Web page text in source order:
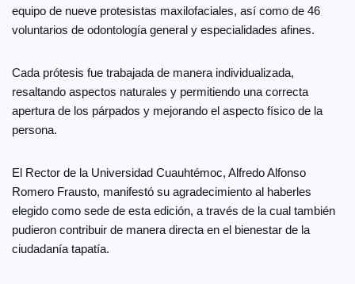
equipo de nueve protesistas maxilofaciales, así como de 46
voluntarios de odontología general y especialidades afines.
Cada prótesis fue trabajada de manera individualizada,
resaltando aspectos naturales y permitiendo una correcta
apertura de los párpados y mejorando el aspecto físico de la
persona.
El Rector de la Universidad Cuauhtémoc, Alfredo Alfonso
Romero Frausto, manifestó su agradecimiento al haberles
elegido como sede de esta edición, a través de la cual también
pudieron contribuir de manera directa en el bienestar de la
ciudadanía tapatía.